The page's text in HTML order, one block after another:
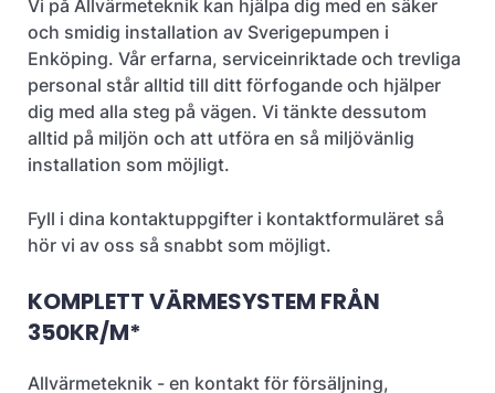
Vi på Allvärmeteknik kan hjälpa dig med en säker
och smidig installation av Sverigepumpen i
Enköping. Vår erfarna, serviceinriktade och trevliga
personal står alltid till ditt förfogande och hjälper
dig med alla steg på vägen. Vi tänkte dessutom
alltid på miljön och att utföra en så miljövänlig
installation som möjligt.
Fyll i dina kontaktuppgifter i kontaktformuläret så
hör vi av oss så snabbt som möjligt.
KOMPLETT VÄRMESYSTEM FRÅN
350KR/M*
Allvärmeteknik - en kontakt för försäljning,